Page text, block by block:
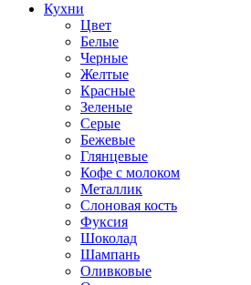
Кухни
Цвет
Белые
Черные
Желтые
Красные
Зеленые
Серые
Бежевые
Глянцевые
Кофе с молоком
Металлик
Слоновая кость
Фуксия
Шоколад
Шампань
Оливковые